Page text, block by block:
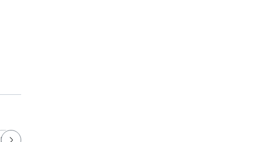
Makanan & Minuman